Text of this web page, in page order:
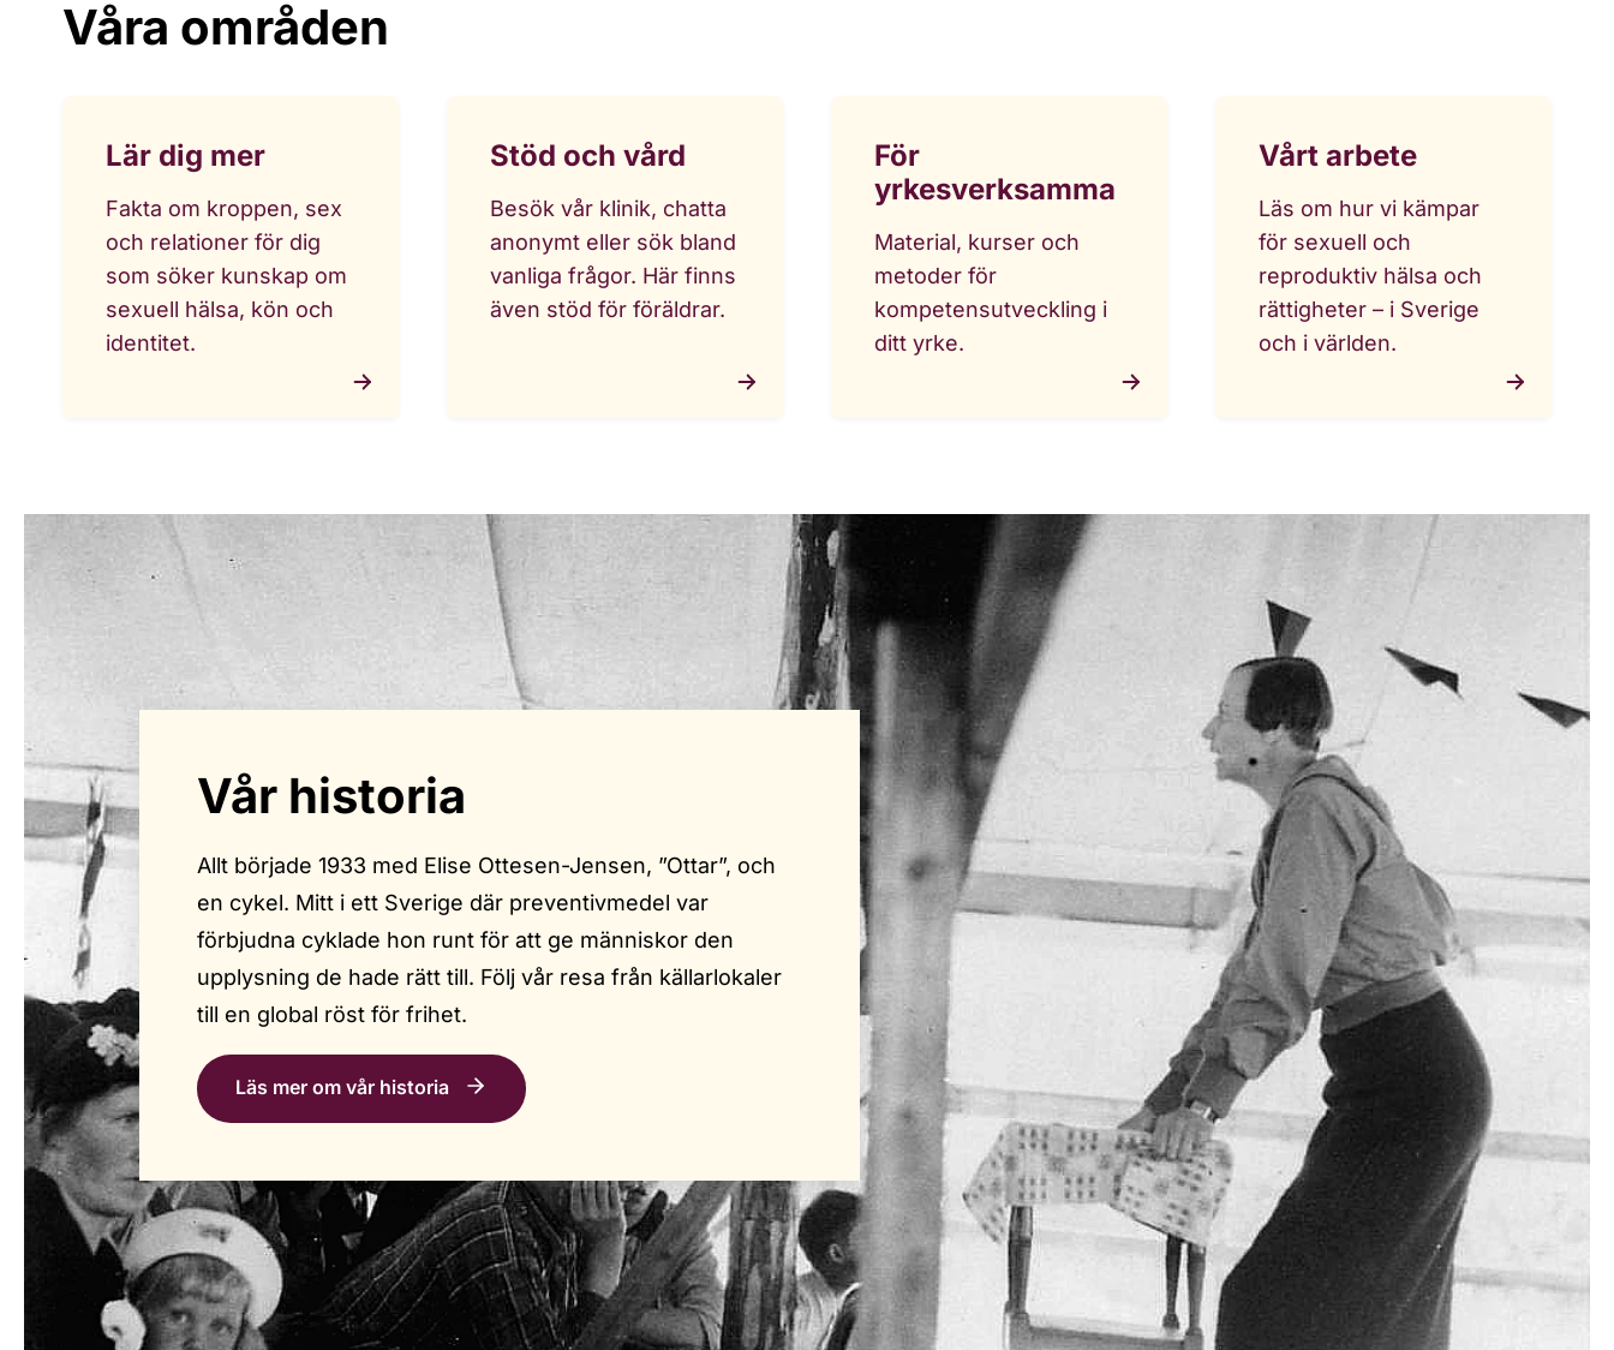
Våra områden
Lär dig mer
Fakta om kroppen, sex
och relationer för dig
som söker kunskap om
sexuell hälsa, kön och
identitet.
Stöd och vård
Besök vår klinik, chatta
anonymt eller sök bland
vanliga frågor. Här finns
även stöd för föräldrar.
För
yrkesverksamma
Material, kurser och
metoder för
kompetensutveckling i
ditt yrke.
Vårt arbete
Läs om hur vi kämpar
för sexuell och
reproduktiv hälsa och
rättigheter – i Sverige
och i världen.
Vår historia
Allt började 1933 med Elise Ottesen-Jensen, ”Ottar”, och
en cykel. Mitt i ett Sverige där preventivmedel var
förbjudna cyklade hon runt för att ge människor den
upplysning de hade rätt till. Följ vår resa från källarlokaler
till en global röst för frihet.
Läs mer om vår historia